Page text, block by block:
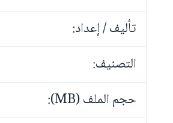
تأليف / إعداد:
التصنيف:
حجم الملف (MB):